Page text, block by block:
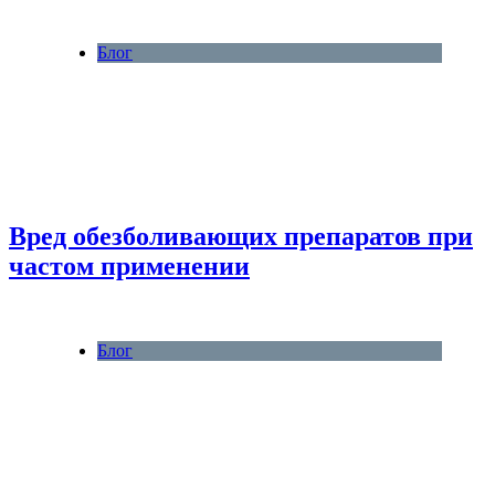
Блог
Вред обезболивающих препаратов при
частом применении
Блог